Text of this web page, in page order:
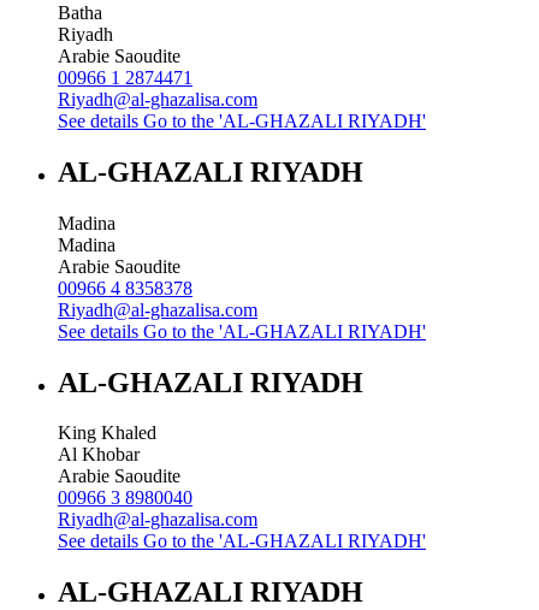
Batha
Riyadh
Arabie Saoudite
00966 1 2874471
Riyadh@al-ghazalisa.com
See details Go to the 'AL-GHAZALI RIYADH'
AL-GHAZALI RIYADH
Madina
Madina
Arabie Saoudite
00966 4 8358378
Riyadh@al-ghazalisa.com
See details Go to the 'AL-GHAZALI RIYADH'
AL-GHAZALI RIYADH
King Khaled
Al Khobar
Arabie Saoudite
00966 3 8980040
Riyadh@al-ghazalisa.com
See details Go to the 'AL-GHAZALI RIYADH'
AL-GHAZALI RIYADH